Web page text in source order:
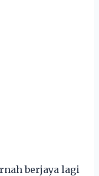
berjaya lagi